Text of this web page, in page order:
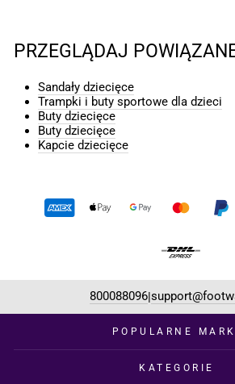
PRZEGLĄDAJ
Sandały dziecięce
Trampki i buty sportowe dla dzieci
Buty dziecięce
Buty dziecięce
Kapcie dziecięce
800088096|
POPULARNE
KATEGORIE